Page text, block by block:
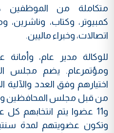
متكاملة من الموظفين
كمبيوتر، وكتاب، وناشرين،
اتصالات، وخبراء ماليين.
للوكالة مدير عام،
من قبل مجلس المحافظين
و11 عضوا يتم انتخابهم
وتكون عضويتهم لمدة